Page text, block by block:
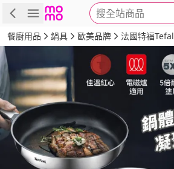
搜全站商品
商品 評價 詳情
餐廚用品 鍋具 歐美品牌 法國特福Tefal